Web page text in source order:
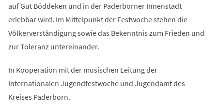
auf Gut Böddeken und in der Paderborner Innenstadt
erlebbar wird. Im Mittelpunkt der Festwoche stehen die
Völkerverständigung sowie das Bekenntnis zum Frieden und
zur Toleranz untereinander.
In Kooperation mit der musischen Leitung der
Internationalen Jugendfestwoche und Jugendamt des
Kreises Paderborn.